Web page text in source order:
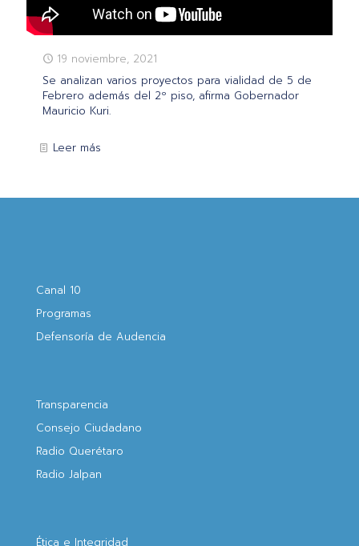
19 noviembre, 2021
Se analizan varios proyectos para vialidad de 5 de
Febrero además del 2º piso, afirma Gobernador
Mauricio Kuri.
Leer más
Canal 10
Programas
Defensoría de Audencia
Transparencia
Consejo Ciudadano
Radio Querétaro
Radio Jalpan
Ética e Integridad